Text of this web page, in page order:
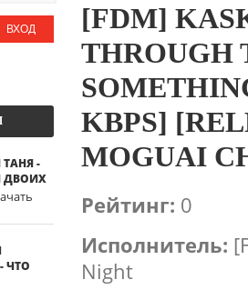
-
ДВОИХ
ЧТО
[FDM]
THROUGH
KBPS]
MOGUAI
Рейтинг: 0
Исполнитель:
Night